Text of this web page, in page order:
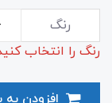
رنگ
رنگ را انتخاب